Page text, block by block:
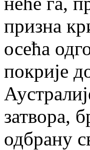
призна
осећа
покрије
затвора,
одбрану